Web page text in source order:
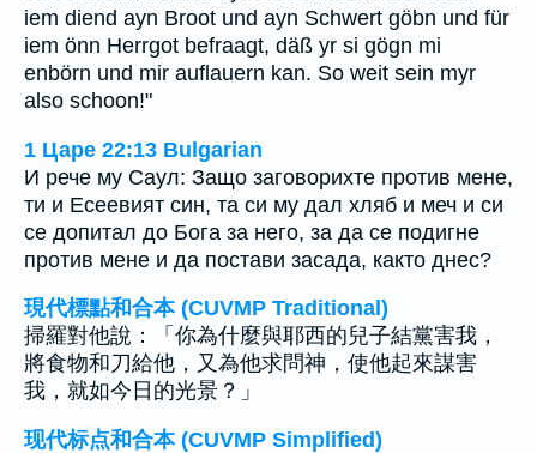
iem diend ayn Broot und ayn Schwert göbn und für
iem önn Herrgot befraagt, däß yr si gögn mi
enbörn und mir auflauern kan. So weit sein myr
also schoon!"
1 Царе 22:13 Bulgarian
И рече му Саул: Защо заговорихте против мене,
ти и Есеевият син, та си му дал хляб и меч и си
се допитал до Бога за него, за да се подигне
против мене и да постави засада, както днес?
現代標點和合本 (CUVMP Traditional)
掃羅對他說：「你為什麼與耶西的兒子結黨害我，
將食物和刀給他，又為他求問神，使他起來謀害
我，就如今日的光景？」
现代标点和合本 (CUVMP Simplified)